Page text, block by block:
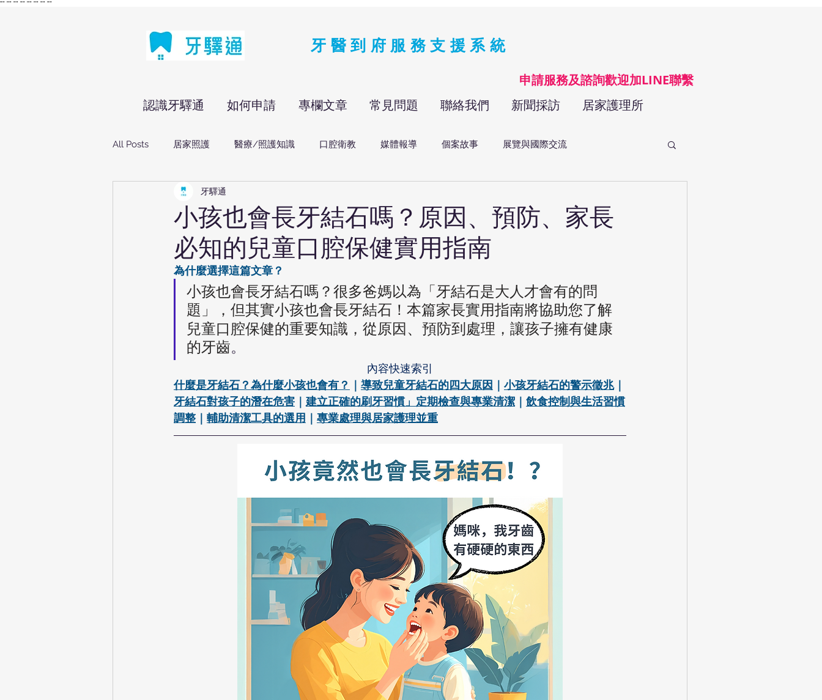
"" "" "" "" "" "" "" ""
牙醫到府服務支援系統
​申請服務及諮詢歡迎加LINE聯繫
認識牙驛通
如何申請 專欄文章 常見問題 聯絡我們 新聞採訪 居家護理所
All Posts 居家照護 醫療/照護知識 口腔衛教 媒體報導 個案故事 展覽與國際交流
小孩也會長牙結石嗎？原因、預防、家長
必知的兒童口腔保健實用指南
牙驛通
為什麼選擇這篇文章？
小孩也會長牙結石嗎？很多爸媽以為「牙結石是大人才會有的問
題」，但其實小孩也會長牙結石！本篇家長實用指南將協助您了解
兒童口腔保健的重要知識，從原因、 預防到處理，讓孩子擁有健康
的牙齒。
內容快速索引
什麼是牙結石？為什麼小孩也會有？
導致兒童牙結石的四大原因 小孩牙結石的警示徵兆｜
牙結石對孩子的潛在危害
建立正確的刷牙習慣」 定期檢查與專業清潔
飲食控制與生活習慣
調整
輔助清潔工具的選用 專業處理與居家護理並重